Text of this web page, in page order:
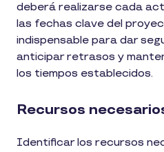
deberá realizarse cada
las fechas clave del
indispensable para dar
anticipar retrasos y
los tiempos establecidos.
Recursos
Identificar los recursos